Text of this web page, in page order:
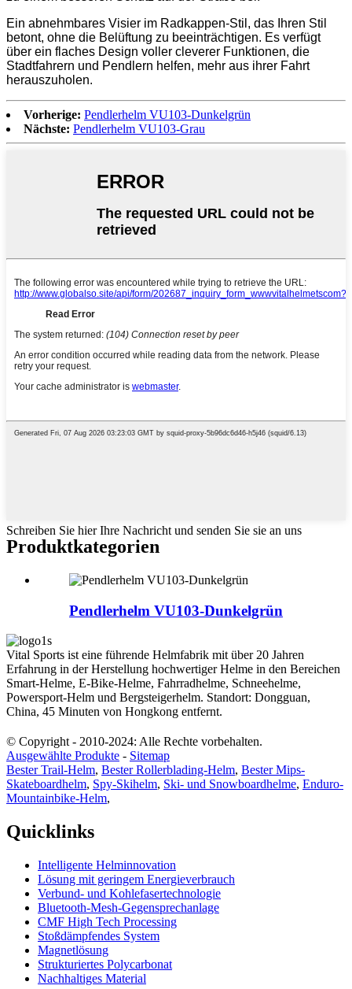
Ein abnehmbares Visier im Radkappen-Stil, das Ihren Stil
betont, ohne die Belüftung zu beeinträchtigen. Es verfügt
über ein flaches Design voller cleverer Funktionen, die
Stadtfahrern und Pendlern helfen, mehr aus ihrer Fahrt
herauszuholen.
Vorherige: Pendlerhelm VU103-Dunkelgrün
Nächste: Pendlerhelm VU103-Grau
Schreiben Sie hier Ihre Nachricht und senden Sie sie an uns
Produktkategorien
Pendlerhelm VU103-Dunkelgrün
Vital Sports ist eine führende Helmfabrik mit über 20 Jahren
Erfahrung in der Herstellung hochwertiger Helme in den Bereichen
Smart-Helme, E-Bike-Helme, Fahrradhelme, Schneehelme,
Powersport-Helm und Bergsteigerhelm. Standort: Dongguan,
China, 45 Minuten von Hongkong entfernt.
© Copyright - 2010-2024: Alle Rechte vorbehalten.
Ausgewählte Produkte - Sitemap
Bester Trail-Helm, Bester Rollerblading-Helm, Bester Mips-
Skateboardhelm, Spy-Skihelm, Ski- und Snowboardhelme, Enduro-
Mountainbike-Helm,
Quicklinks
Intelligente Helminnovation
Lösung mit geringem Energieverbrauch
Verbund- und Kohlefasertechnologie
Bluetooth-Mesh-Gegensprechanlage
CMF High Tech Processing
Stoßdämpfendes System
Magnetlösung
Strukturiertes Polycarbonat
Nachhaltiges Material